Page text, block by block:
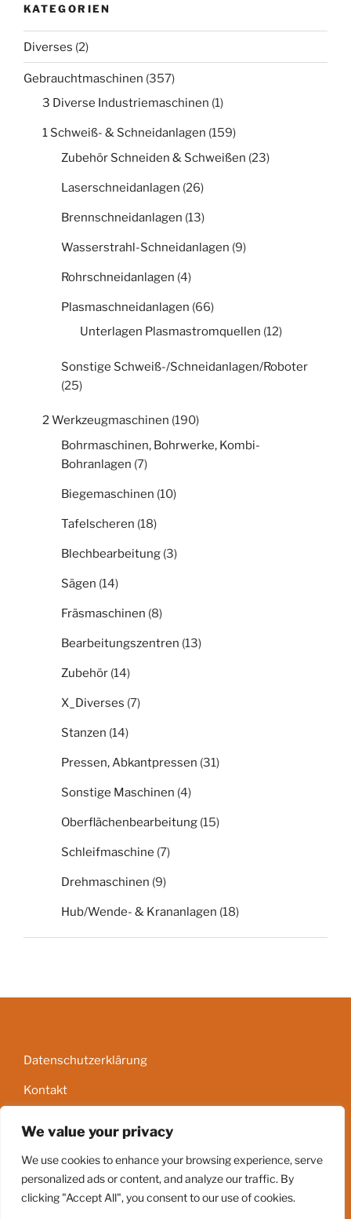
We value your privacy
We use cookies to enhance your browsing experience, serve
personalized ads or content, and analyze our traffic. By
clicking "Accept All", you consent to our use of cookies.
KATEGORIEN
Diverses (2)
Gebrauchtmaschinen (357)
3 Diverse Industriemaschinen (1)
1 Schweiß- & Schneidanlagen (159)
Zubehör Schneiden & Schweißen (23)
Laserschneidanlagen (26)
Brennschneidanlagen (13)
Wasserstrahl-Schneidanlagen (9)
Rohrschneidanlagen (4)
Plasmaschneidanlagen (66)
Unterlagen Plasmastromquellen (12)
Sonstige Schweiß-/Schneidanlagen/Roboter
(25)
2 Werkzeugmaschinen (190)
Bohrmaschinen, Bohrwerke, Kombi-
Bohranlagen (7)
Biegemaschinen (10)
Tafelscheren (18)
Blechbearbeitung (3)
Sägen (14)
Fräsmaschinen (8)
Bearbeitungszentren (13)
Zubehör (14)
X_Diverses (7)
Stanzen (14)
Pressen, Abkantpressen (31)
Sonstige Maschinen (4)
Oberflächenbearbeitung (15)
Schleifmaschine (7)
Drehmaschinen (9)
Hub/Wende- & Krananlagen (18)
Datenschutzerklärung
Kontakt